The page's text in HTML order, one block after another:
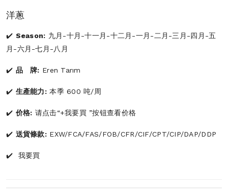
洋蔥
Season: 九月-十月-十一月-十二月-一月-二月-三月-四月-五
月-六月-七月-八月
品 牌: Eren Tarım
生產能力:本季 600 吨/周
价格: 请点击“+我要買 ”按钮查看价格
送貨條款:EXW/FCA/FAS/FOB/CFR/CIF/CPT/CIP/DAP/DDP
我要買